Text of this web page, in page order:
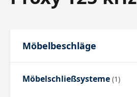
Möbelbeschläge
Möbelschließsysteme (1)